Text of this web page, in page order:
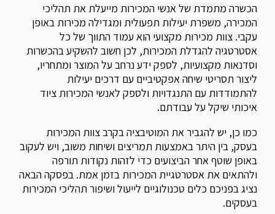
הכשרה מתמדת של אנשי המכירות מייעלת את תהליכי
המכירה, משפרת יעילות תפעולית ומגדילה מכירות באופן
עקבי. צוות מכירות מקצועי הוא עמוד התווך של כל
אסטרטגיה להגדלת המכירות, לכן חשוב להשקיע בהכשרות
וסדנאות מקצועיות, לספק ידע נרחב על המוצר ומתחריו,
ליצור תסריטי שיחה אפקטיביים עם דרכים יעילות
להתמודדות עם התנגדויות ולספק לאנשי המכירות ציוד
איכותי שיקל על עבודתם.
כמו כן, יש להגביר את המוטיבציה בקרב צוות המכירות
בעסק, בין היתר באמצעות תמריצים ושיחות משוב, ויש לעקוב
באופן שוטף אחר הביצועים כדי לזהות נקודות תורפה
ולהתאים את אסטרטגיית המכירות בזמן אמת. בפסקה הבאה
נציג בפניכם כלים טכנולוגיים לייעול ושיפור תהליכי המכירות
בעסקים.